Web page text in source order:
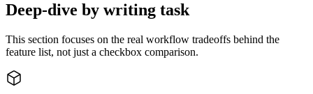
Deep-dive by writing task
This section focuses on the real workflow tradeoffs behind the
feature list, not just a checkbox comparison.